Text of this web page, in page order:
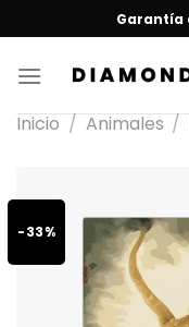
Garantía
Inicio / Animales /
-33%